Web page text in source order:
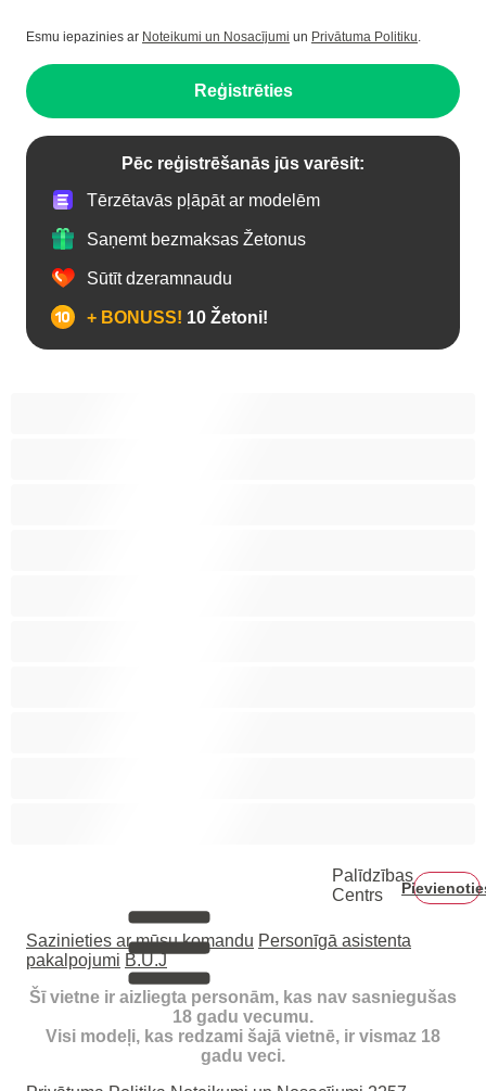
Esmu iepazinies ar Noteikumi un Nosacījumi un Privātuma Politiku.
Reģistrēties
Pēc reģistrēšanās jūs varēsit:
Tērzētavās pļāpāt ar modelēm
Saņemt bezmaksas Žetonus
Sūtīt dzeramnaudu
+ BONUSS! 10 Žetoni!
Palīdzības
Centrs
Sazinieties ar mūsu komandu Personīgā asistenta
pakalpojumi B.U.J
Šī vietne ir aizliegta personām, kas nav sasniegušas
18 gadu vecumu.
Visi modeļi, kas redzami šajā vietnē, ir vismaz 18
gadu veci.